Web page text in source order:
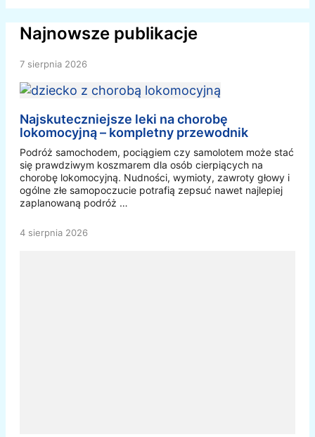
Najnowsze publikacje
7 sierpnia 2026
Najskuteczniejsze leki na chorobę
lokomocyjną – kompletny przewodnik
Podróż samochodem, pociągiem czy samolotem może stać
się prawdziwym koszmarem dla osób cierpiących na
chorobę lokomocyjną. Nudności, wymioty, zawroty głowy i
ogólne złe samopoczucie potrafią zepsuć nawet najlepiej
zaplanowaną podróż …
4 sierpnia 2026